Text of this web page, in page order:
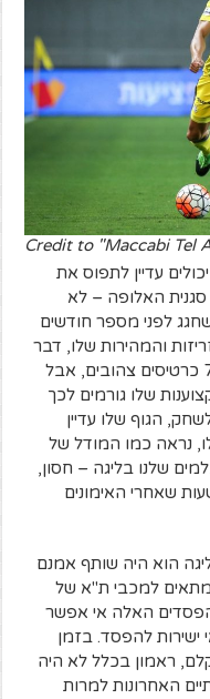
Credit to "Maccabi Tel
עדיין לתפוס את
האלופה – לא
לפני מספר חודשים
איבד מהזריזות והמהירות שלו, דבר
שבא לידי ביטוי בעובדה שספג העונה 7 כרטיסים צהובים, אבל
שלו גורמים לכך
הגוף שלו עדיין
נראה כמו המודל של
שלנו בליגה – חסון,
שאחרי האימונים
בליגה הוא היה שותף אמנם
מתאים למכבי ת"א של
האלה אי אפשר
ישירות להפסד. בזמן
ראמון בכלל לא היה
האחרונות למרות